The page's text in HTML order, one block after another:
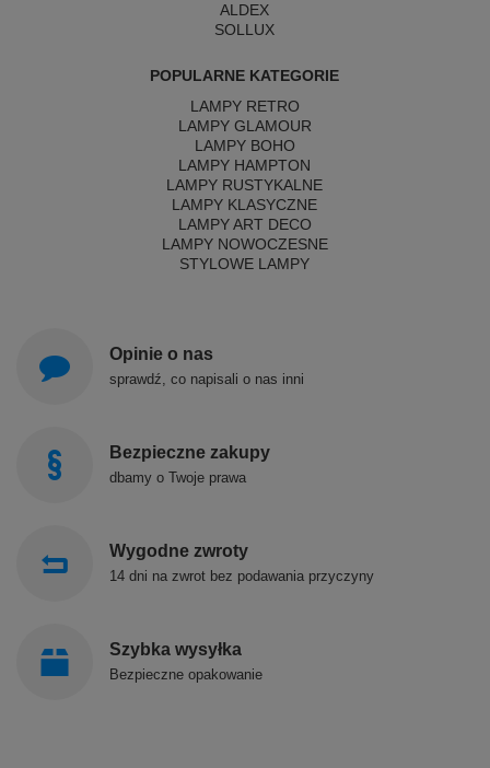
ALDEX
SOLLUX
POPULARNE KATEGORIE
LAMPY RETRO
LAMPY GLAMOUR
LAMPY BOHO
LAMPY HAMPTON
LAMPY RUSTYKALNE
LAMPY KLASYCZNE
LAMPY ART DECO
LAMPY NOWOCZESNE
STYLOWE LAMPY
Opinie o nas
sprawdź, co napisali o nas inni
Bezpieczne zakupy
dbamy o Twoje prawa
Wygodne zwroty
14 dni na zwrot bez podawania przyczyny
Szybka wysyłka
Bezpieczne opakowanie